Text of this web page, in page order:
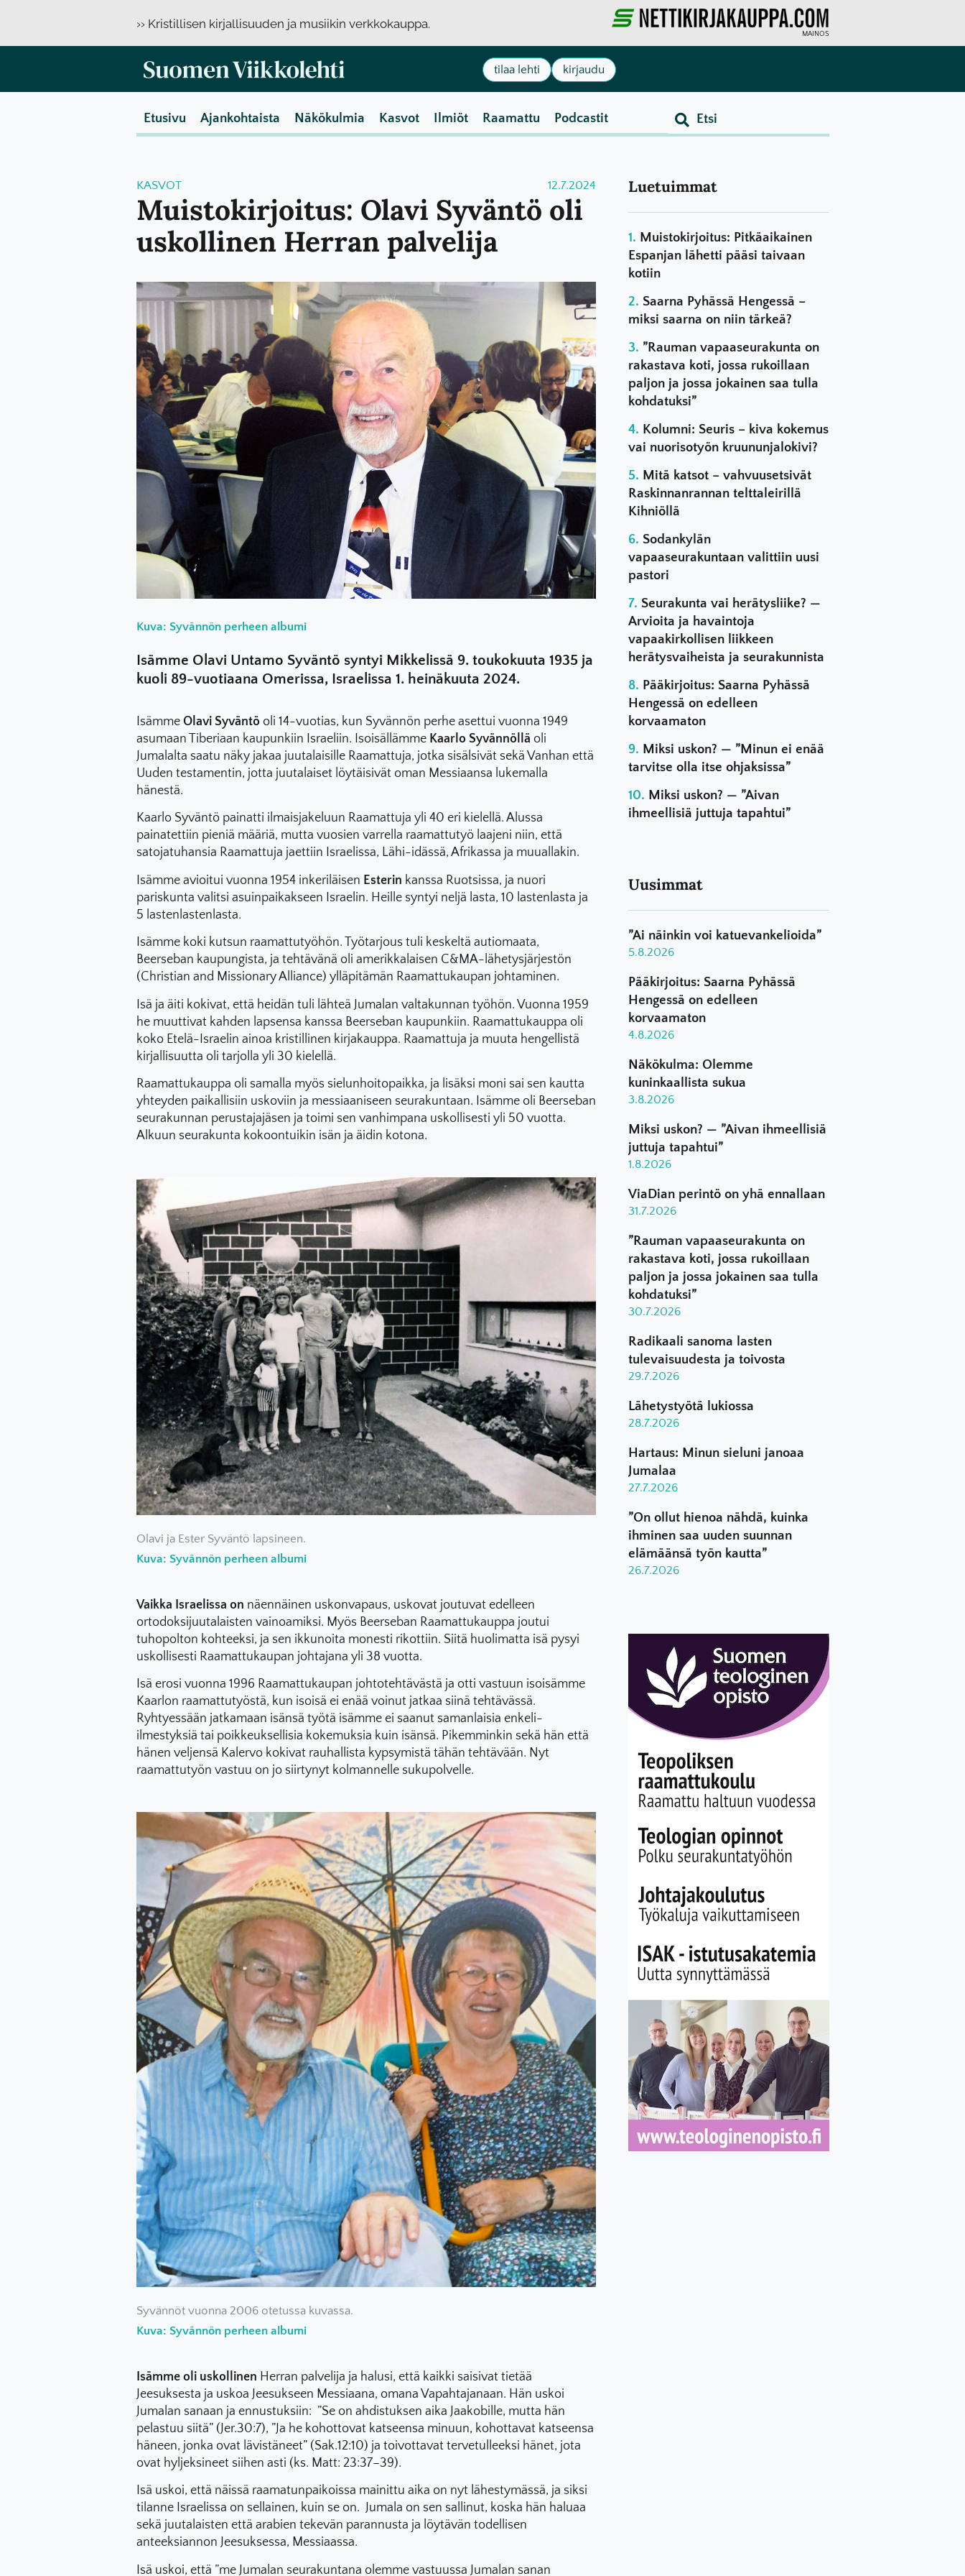
›› Kristillisen kirjallisuuden ja musiikin verkkokauppa.
MAINOS
tilaa lehti kirjaudu
Etusivu Ajankohtaista Näkökulmia Kasvot Ilmiöt Raamattu Podcastit
KASVOT 12.7.2024
Muistokirjoitus: Olavi Syväntö oli
uskollinen Herran palvelija
Kuva: Syvännön perheen albumi
Isämme Olavi Untamo Syväntö syntyi Mikkelissä 9. toukokuuta 1935 ja
kuoli 89-vuotiaana Omerissa, Israelissa 1. heinäkuuta 2024.
IsämmeOlavi Syväntö oli 14-vuotias, kun Syvännön perhe asettui vuonna 1949
asumaan Tiberiaan kaupunkiin Israeliin. Isoisällämme Kaarlo Syvännöllä oli
Jumalalta saatu näky jakaa juutalaisille Raamattuja, jotka sisälsivät sekä Vanhan että
Uuden testamentin, jotta juutalaiset löytäisivät oman Messiaansa lukemalla
hänestä.
Kaarlo Syväntö painatti ilmaisjakeluun Raamattuja yli 40 eri kielellä. Alussa
painatettiin pieniä määriä, mutta vuosien varrella raamattutyö laajeni niin, että
satojatuhansia Raamattuja jaettiin Israelissa, Lähi-idässä, Afrikassa ja muuallakin.
Isämme avioitui vuonna 1954 inkeriläisen Esterin kanssa Ruotsissa, ja nuori
pariskunta valitsi asuinpaikakseen Israelin. Heille syntyi neljä lasta, 10 lastenlasta ja
5 lastenlastenlasta.
Isämme koki kutsun raamattutyöhön. Työtarjous tuli keskeltä autiomaata,
Beerseban kaupungista, ja tehtävänä oli amerikkalaisen C&MA-lähetysjärjestön
(Christian and Missionary Alliance) ylläpitämän Raamattukaupan johtaminen.
Isä ja äiti kokivat, että heidän tuli lähteä Jumalan valtakunnan työhön. Vuonna 1959
he muuttivat kahden lapsensa kanssa Beerseban kaupunkiin. Raamattukauppa oli
koko Etelä-Israelin ainoa kristillinen kirjakauppa. Raamattuja ja muuta hengellistä
kirjallisuutta oli tarjolla yli 30 kielellä.
Raamattukauppa oli samalla myös sielunhoitopaikka, ja lisäksi moni sai sen kautta
yhteyden paikallisiin uskoviin ja messiaaniseen seurakuntaan. Isämme oli Beerseban
seurakunnan perustajajäsen ja toimi sen vanhimpana uskollisesti yli 50 vuotta.
Alkuun seurakunta kokoontuikin isän ja äidin kotona.
Olavi ja Ester Syväntö lapsineen.
Kuva: Syvännön perheen albumi
Vaikka Israelissa on näennäinen uskonvapaus, uskovat joutuvat edelleen
ortodoksijuutalaisten vainoamiksi. Myös Beerseban Raamattukauppa joutui
tuhopolton kohteeksi, ja sen ikkunoita monesti rikottiin. Siitä huolimatta isä pysyi
uskollisesti Raamattukaupan johtajana yli 38 vuotta.
Isä erosi vuonna 1996 Raamattukaupan johtotehtävästä ja otti vastuun isoisämme
Kaarlon raamattutyöstä, kun isoisä ei enää voinut jatkaa siinä tehtävässä.
Ryhtyessään jatkamaan isänsä työtä isämme ei saanut samanlaisia enkeli-
ilmestyksiä tai poikkeuksellisia kokemuksia kuin isänsä. Pikemminkin sekä hän että
hänen veljensä Kalervo kokivat rauhallista kypsymistä tähän tehtävään. Nyt
raamattutyön vastuu on jo siirtynyt kolmannelle sukupolvelle.
Syvännöt vuonna 2006 otetussa kuvassa.
Kuva: Syvännön perheen albumi
Isämme oli uskollinen Herran palvelija ja halusi, että kaikki saisivat tietää
Jeesuksesta ja uskoa Jeesukseen Messiaana, omana Vapahtajanaan. Hän uskoi
Jumalan sanaan ja ennustuksiin: ”Se on ahdistuksen aika Jaakobille, mutta hän
pelastuu siitä” (Jer.30:7), ”Ja he kohottovat katseensa minuun, kohottavat katseensa
häneen, jonka ovat lävistäneet” (Sak.12:10) ja toivottavat tervetulleeksi hänet, jota
ovat hyljeksineet siihen asti (ks. Matt: 23:37–39).
Isä uskoi, että näissä raamatunpaikoissa mainittu aika on nyt lähestymässä, ja siksi
tilanne Israelissa on sellainen, kuin se on. Jumala on sen sallinut, koska hän haluaa
sekä juutalaisten että arabien tekevän parannusta ja löytävän todellisen
anteeksiannon Jeesuksessa, Messiaassa.
Isä uskoi, että ”me Jumalan seurakuntana olemme vastuussa Jumalan sanan
Luetuimmat
Muistokirjoitus: Pitkäaikainen
Espanjan lähetti pääsi taivaan
kotiin
Saarna Pyhässä Hengessä –
miksi saarna on niin tärkeä?
”Rauman vapaaseurakunta on
rakastava koti, jossa rukoillaan
paljon ja jossa jokainen saa tulla
kohdatuksi”
Kolumni: Seuris – kiva kokemus
vai nuorisotyön kruununjalokivi?
Mitä katsot – vahvuusetsivät
Raskinnanrannan telttaleirillä
Kihniöllä
Sodankylän
vapaaseurakuntaan valittiin uusi
pastori
Seurakunta vai herätysliike? —
Arvioita ja havaintoja
vapaakirkollisen liikkeen
herätysvaiheista ja seurakunnista
Pääkirjoitus: Saarna Pyhässä
Hengessä on edelleen
korvaamaton
Miksi uskon? — ”Minun ei enää
tarvitse olla itse ohjaksissa”
Miksi uskon? — ”Aivan
ihmeellisiä juttuja tapahtui”
Uusimmat
”Ai näinkin voi katuevankelioida”
5.8.2026
Pääkirjoitus: Saarna Pyhässä
Hengessä on edelleen
korvaamaton
4.8.2026
Näkökulma: Olemme
kuninkaallista sukua
3.8.2026
Miksi uskon? — ”Aivan ihmeellisiä
juttuja tapahtui”
1.8.2026
ViaDian perintö on yhä ennallaan
31.7.2026
”Rauman vapaaseurakunta on
rakastava koti, jossa rukoillaan
paljon ja jossa jokainen saa tulla
kohdatuksi”
30.7.2026
Radikaali sanoma lasten
tulevaisuudesta ja toivosta
29.7.2026
Lähetystyötä lukiossa
28.7.2026
Hartaus: Minun sieluni janoaa
Jumalaa
27.7.2026
”On ollut hienoa nähdä, kuinka
ihminen saa uuden suunnan
elämäänsä työn kautta”
26.7.2026